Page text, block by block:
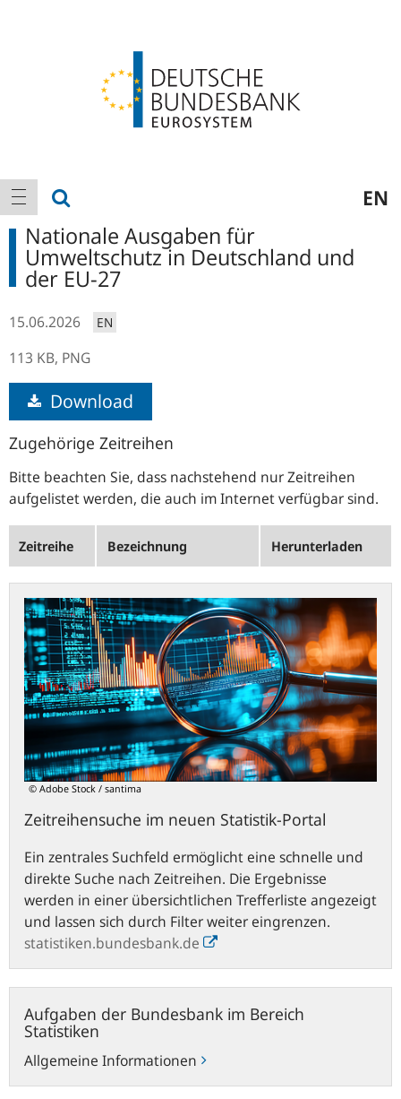
Hauptnavigation
Navigation anzeigen EN
Nationale Ausgaben für
Umweltschutz in Deutschland und
der EU-27
15.06.2026 EN
113 KB, PNG
Download
Zugehörige Zeitreihen
Bitte beachten Sie, dass nachstehend nur Zeitreihen
aufgelistet werden, die auch im Internet verfügbar sind.
Zeitreihe Bezeichnung Herunterladen
© Adobe Stock / santima
Zeitreihensuche im neuen Statistik-Portal
Ein zentrales Suchfeld ermöglicht eine schnelle und
direkte Suche nach Zeitreihen. Die Ergebnisse
werden in einer übersichtlichen Trefferliste angezeigt
und lassen sich durch Filter weiter eingrenzen.
statistiken.bundesbank.de
statistiken.bundesbank.de
Aufgaben der Bundesbank im Bereich
Statistiken
Allgemeine Informationen
der
Bundesbank
im
Bereich